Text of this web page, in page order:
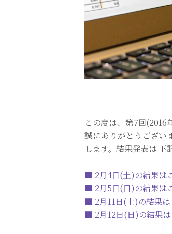
この度は、第7回(2016
誠にありがとうござい
します。結果発表は 下
■ 2月4日(土)の結果は
■ 2月5日(日)の結果は
■ 2月11日(土)の結果は
■ 2月12日(日)の結果は